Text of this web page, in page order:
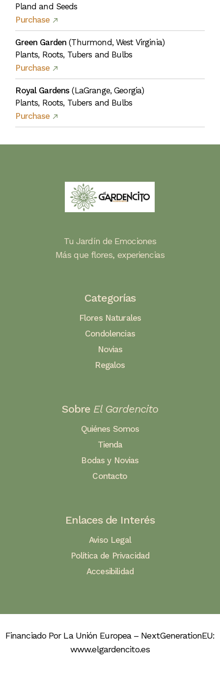
Pland and Seeds
Purchase
Green Garden (Thurmond, West Virginia)
Plants, Roots, Tubers and Bulbs
Purchase
Royal Gardens (LaGrange, Georgia)
Plants, Roots, Tubers and Bulbs
Purchase
Tu Jardín de Emociones
Más que flores, experiencias
Categorías
Flores Naturales
Condolencias
Novias
Regalos
Sobre El Gardencito
Quiénes Somos
Tienda
Bodas y Novias
Contacto
Enlaces de Interés
Aviso Legal
Política de Privacidad
Accesibilidad
Financiado Por La Unión Europea – NextGenerationEU:
www.elgardencito.es